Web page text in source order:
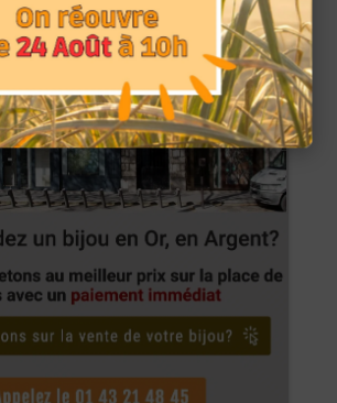
et en conserver quelques-unes en